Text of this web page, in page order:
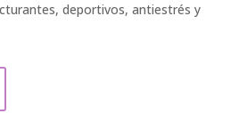
deportivos, antiestrés y